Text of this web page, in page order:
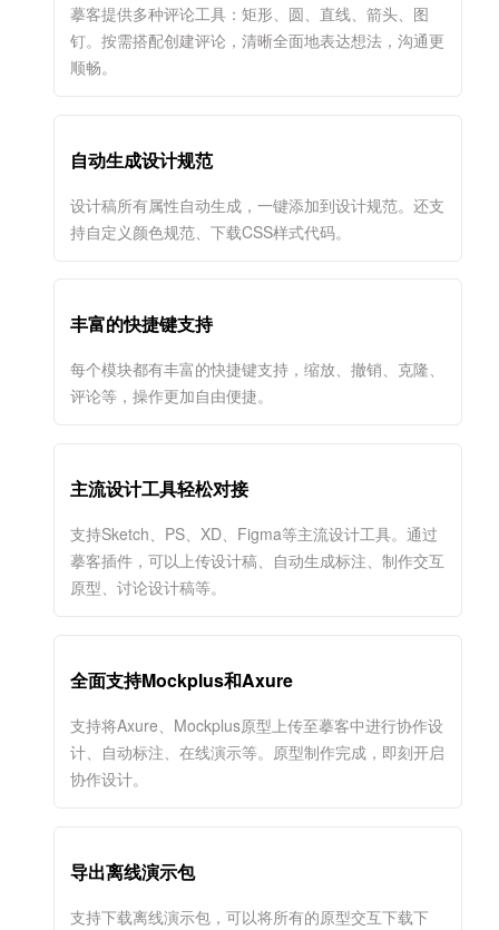
摹客提供多种评论工具：矩形、圆、直线、箭头、图
钉。按需搭配创建评论，清晰全面地表达想法，沟通更
顺畅。
自动生成设计规范
设计稿所有属性自动生成，一键添加到设计规范。还支
持自定义颜色规范、下载CSS样式代码。
丰富的快捷键支持
每个模块都有丰富的快捷键支持，缩放、撤销、克隆、
评论等，操作更加自由便捷。
主流设计工具轻松对接
支持Sketch、PS、XD、Figma等主流设计工具。通过
摹客插件，可以上传设计稿、自动生成标注、制作交互
原型、讨论设计稿等。
全面支持Mockplus和Axure
支持将Axure、Mockplus原型上传至摹客中进行协作设
计、自动标注、在线演示等。原型制作完成，即刻开启
协作设计。
导出离线演示包
支持下载离线演示包，可以将所有的原型交互下载下